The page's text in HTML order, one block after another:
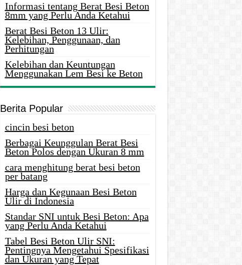
Informasi tentang Berat Besi Beton
8mm yang Perlu Anda Ketahui
Berat Besi Beton 13 Ulir:
Kelebihan, Penggunaan, dan
Perhitungan
Kelebihan dan Keuntungan
Menggunakan Lem Besi ke Beton
Berita Popular
cincin besi beton
Berbagai Keunggulan Berat Besi
Beton Polos dengan Ukuran 8 mm
cara menghitung berat besi beton
per batang
Harga dan Kegunaan Besi Beton
Ulir di Indonesia
Standar SNI untuk Besi Beton: Apa
yang Perlu Anda Ketahui
Tabel Besi Beton Ulir SNI:
Pentingnya Mengetahui Spesifikasi
dan Ukuran yang Tepat